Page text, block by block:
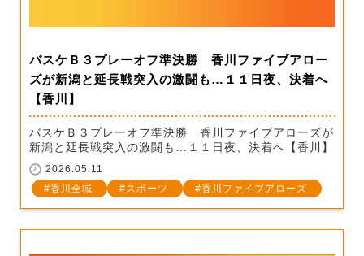
バスケＢ３プレーオフ準決勝 香川ファイブアロー
ズが新潟と延長戦突入の激闘も…１１日夜、決着へ
【香川】
バスケＢ３プレーオフ準決勝 香川ファイブアローズが
新潟と延長戦突入の激闘も…１１日夜、決着へ【香川】
2026.05.11
香川全域
スポーツ 香川ファイブアローズ